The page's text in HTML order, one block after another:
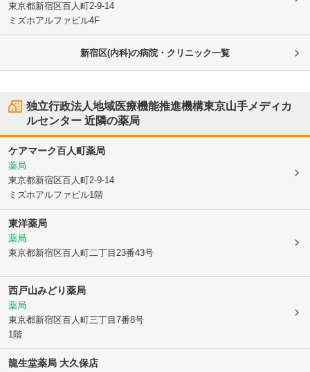
東京都新宿区百人町2-9-14
ミズホアルファビル4F
新宿区(内科)の病院・クリニック一覧
独立行政法人地域医療機能推進機構東京山手メディカ
ルセンター 近隣の薬局
ケアマーク百人町薬局
薬局
東京都新宿区百人町2-9-14
ミズホアルファビル1階
東洋薬局
薬局
東京都新宿区百人町二丁目23番43号
西戸山みどり薬局
薬局
東京都新宿区百人町三丁目7番8号
1階
龍生堂薬局 大久保店